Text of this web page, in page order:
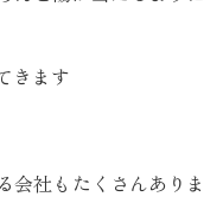
きます
会社もたくさんありま